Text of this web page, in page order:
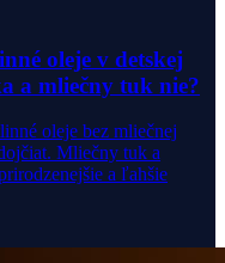
oleje v detskej
a mliečny tuk nie?
oleje bez mliečnej
Mliečny tuk a
a ľahšie